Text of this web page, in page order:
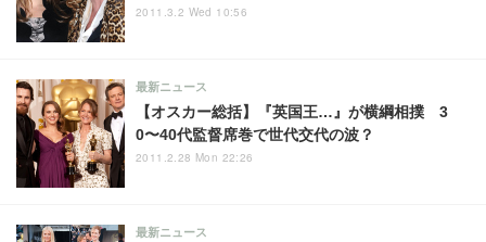
2011.3.2 Wed 10:56
【オスカー総括】『英国王…』が横綱相撲 3
0〜40代監督席巻で世代交代の波？
最新ニュース
2011.2.28 Mon 22:26
最新ニュース